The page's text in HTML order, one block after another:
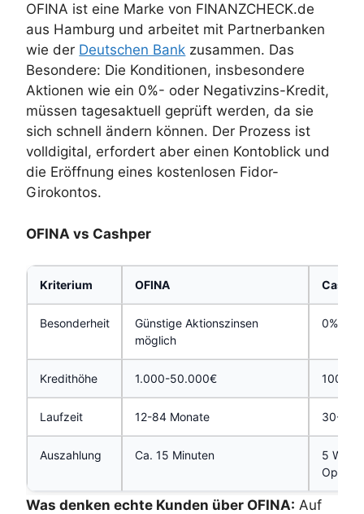
OFINA ist eine Marke von FINANZCHECK.de
aus Hamburg und arbeitet mit Partnerbanken
wie der Deutschen Bank zusammen. Das
Besondere: Die Konditionen, insbesondere
Aktionen wie ein 0%- oder Negativzins-Kredit,
müssen tagesaktuell geprüft werden, da sie
sich schnell ändern können. Der Prozess ist
volldigital, erfordert aber einen Kontoblick und
die Eröffnung eines kostenlosen Fidor-
Girokontos.
OFINA vs Cashper
Kriterium OFINA
Besonderheit
Günstige Aktionszinsen
möglich
0%-
Kredithöhe 1.000-50.000€ 100-
Laufzeit 12-84 Monate 30-60
Auszahlung Ca. 15 Minuten
5
Option)
Was denken echte Kunden über OFINA: Auf